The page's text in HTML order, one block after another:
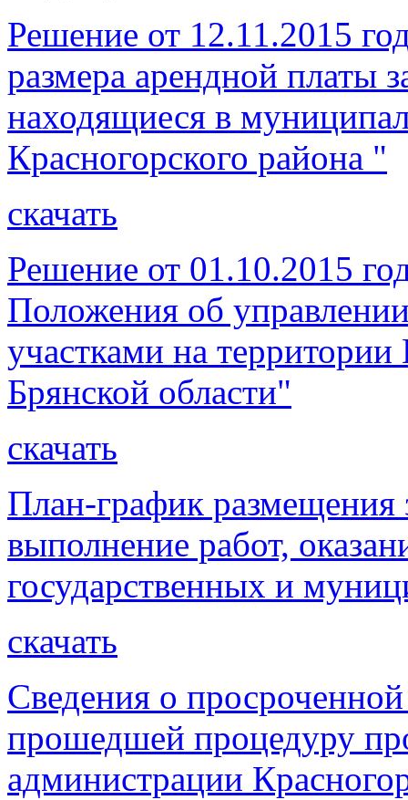
Решение от 12.11.2015
размера арендной платы
находящиеся в
Красногорского района "
скачать
Решение от 01.10.2015
Положения об
участками на территории
Брянской области"
скачать
План-график размещения
выполнение работ,
государственных и
скачать
Сведения о
прошедшей процедуру
администрации